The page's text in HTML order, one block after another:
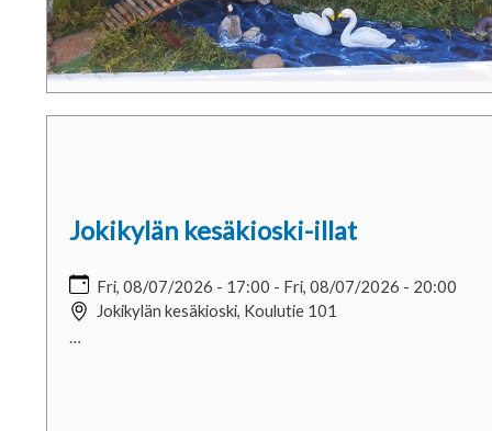
Jokikylän kesäkioski-illat
Fri, 08/07/2026 - 17:00 - Fri, 08/07/2026 - 20:00
Jokikylän kesäkioski, Koulutie 101
…